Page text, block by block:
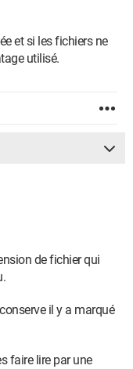
et si les fichiers ne
utilisé.
de fichier qui
il y a marqué
faire lire par une